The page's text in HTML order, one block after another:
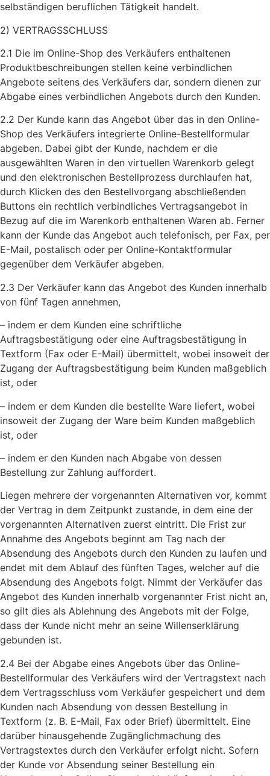
selbständigen beruflichen Tätigkeit handelt.
2) VERTRAGSSCHLUSS
2.1 Die im Online-Shop des Verkäufers enthaltenen
Produktbeschreibungen stellen keine verbindlichen
Angebote seitens des Verkäufers dar, sondern dienen zur
Abgabe eines verbindlichen Angebots durch den Kunden.
2.2 Der Kunde kann das Angebot über das in den Online-
Shop des Verkäufers integrierte Online-Bestellformular
abgeben. Dabei gibt der Kunde, nachdem er die
ausgewählten Waren in den virtuellen Warenkorb gelegt
und den elektronischen Bestellprozess durchlaufen hat,
durch Klicken des den Bestellvorgang abschließenden
Buttons ein rechtlich verbindliches Vertragsangebot in
Bezug auf die im Warenkorb enthaltenen Waren ab. Ferner
kann der Kunde das Angebot auch telefonisch, per Fax, per
E-Mail, postalisch oder per Online-Kontaktformular
gegenüber dem Verkäufer abgeben.
2.3 Der Verkäufer kann das Angebot des Kunden innerhalb
von fünf Tagen annehmen,
– indem er dem Kunden eine schriftliche
Auftragsbestätigung oder eine Auftragsbestätigung in
Textform (Fax oder E-Mail) übermittelt, wobei insoweit der
Zugang der Auftragsbestätigung beim Kunden maßgeblich
ist, oder
– indem er dem Kunden die bestellte Ware liefert, wobei
insoweit der Zugang der Ware beim Kunden maßgeblich
ist, oder
– indem er den Kunden nach Abgabe von dessen
Bestellung zur Zahlung auffordert.
Liegen mehrere der vorgenannten Alternativen vor, kommt
der Vertrag in dem Zeitpunkt zustande, in dem eine der
vorgenannten Alternativen zuerst eintritt. Die Frist zur
Annahme des Angebots beginnt am Tag nach der
Absendung des Angebots durch den Kunden zu laufen und
endet mit dem Ablauf des fünften Tages, welcher auf die
Absendung des Angebots folgt. Nimmt der Verkäufer das
Angebot des Kunden innerhalb vorgenannter Frist nicht an,
so gilt dies als Ablehnung des Angebots mit der Folge,
dass der Kunde nicht mehr an seine Willenserklärung
gebunden ist.
2.4 Bei der Abgabe eines Angebots über das Online-
Bestellformular des Verkäufers wird der Vertragstext nach
dem Vertragsschluss vom Verkäufer gespeichert und dem
Kunden nach Absendung von dessen Bestellung in
Textform (z. B. E-Mail, Fax oder Brief) übermittelt. Eine
darüber hinausgehende Zugänglichmachung des
Vertragstextes durch den Verkäufer erfolgt nicht. Sofern
der Kunde vor Absendung seiner Bestellung ein